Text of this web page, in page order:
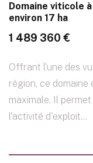
Domaine viticole
environ 17 ha
1 489 360 €
Offrant l'une des
région, ce
maximale. Il
l'activité d'exploit...